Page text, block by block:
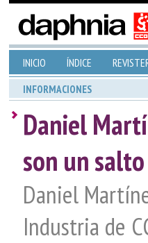
INICIO ÍNDICE
INFORMACIONES
Daniel
son un
Daniel
Industria de